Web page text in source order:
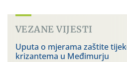
VEZANE VIJESTI
Uputa o mjerama zaštite
krizantema u Međimurju